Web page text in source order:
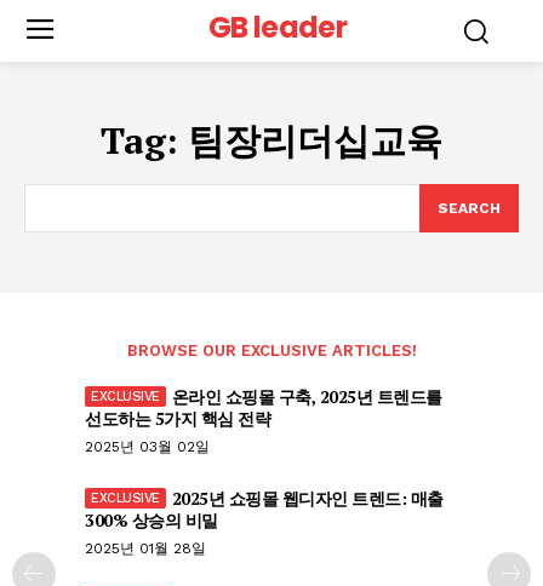
GB leader
Tag: 팀장리더십교육
SEARCH
BROWSE OUR EXCLUSIVE ARTICLES!
온라인 쇼핑몰 구축, 2025년 트렌드를
선도하는 5가지 핵심 전략
2025년 03월 02일
2025년 쇼핑몰 웹디자인 트렌드: 매출
300% 상승의 비밀
2025년 01월 28일